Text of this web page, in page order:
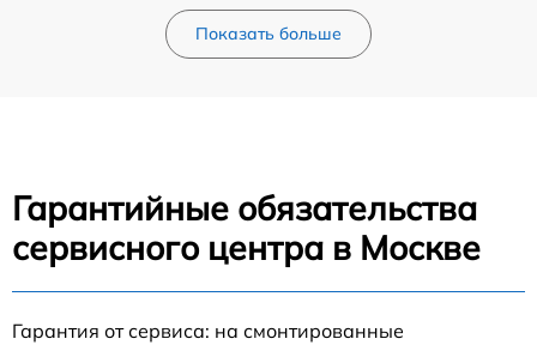
Показать больше
Гарантийные обязательства
сервисного центра в Москве
Гарантия от сервиса: на смонтированные